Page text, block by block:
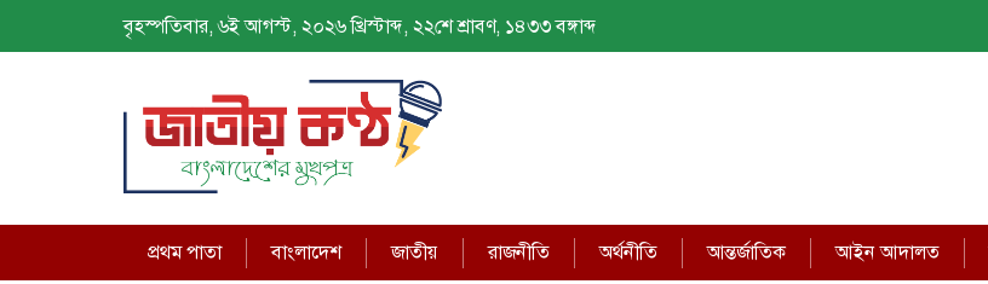
বৃহস্পতিবার, ৬ই আগস্ট, ২০২৬ খ্রিস্টাব্দ, ২২শে শ্রাবণ, ১৪৩৩ বঙ্গাব্দ
প্রথম পাতা বাংলাদেশ জাতীয় রাজনীতি অর্থনীতি আন্তর্জাতিক আইন আদালত